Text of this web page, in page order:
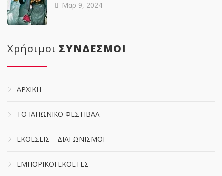
Μαρ 9, 2024
Χρήσιμοι ΣΥΝΔΕΣΜΟΙ
ΑΡΧΙΚΗ
ΤΟ ΙΑΠΩΝΙΚΟ ΦΕΣΤΙΒΑΛ
ΕΚΘΕΣΕΙΣ – ΔΙΑΓΩΝΙΣΜΟΙ
ΕΜΠΟΡΙΚΟΙ ΕΚΘΕΤΕΣ